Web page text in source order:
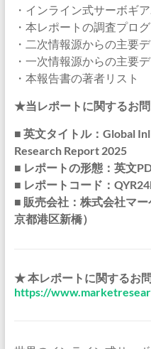
・インライン式サーボギ
・本レポートの調査プロ
・二次情報源からの主要
・一次情報源からの主要
・本報告書の著者リスト
★当レポートに関するお
■ 英文タイトル：Global
Research Report 2025
■ レポートの形態：英文
■ レポートコード：
■ 販売会社：株式会社マ
京都港区新橋）
★ 本レポートに関するお
https://